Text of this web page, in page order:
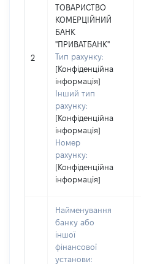
2
ТОВАРИСТВО
КОМЕРЦІЙНИЙ
БАНК
"ПРИВАТБАНК"
Тип рахунку:
[Конфіденційна
інформація]
Інший тип
рахунку:
[Конфіденційна
інформація]
Номер
рахунку:
[Конфіденційна
інформація]
Найменування
банку або
іншої
фінансової
установи: